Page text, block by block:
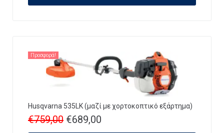
Προσφορά!
Husqvarna 535LK (μαζί με χορτοκοπτικό εξάρτημα)
€759,00 €689,00